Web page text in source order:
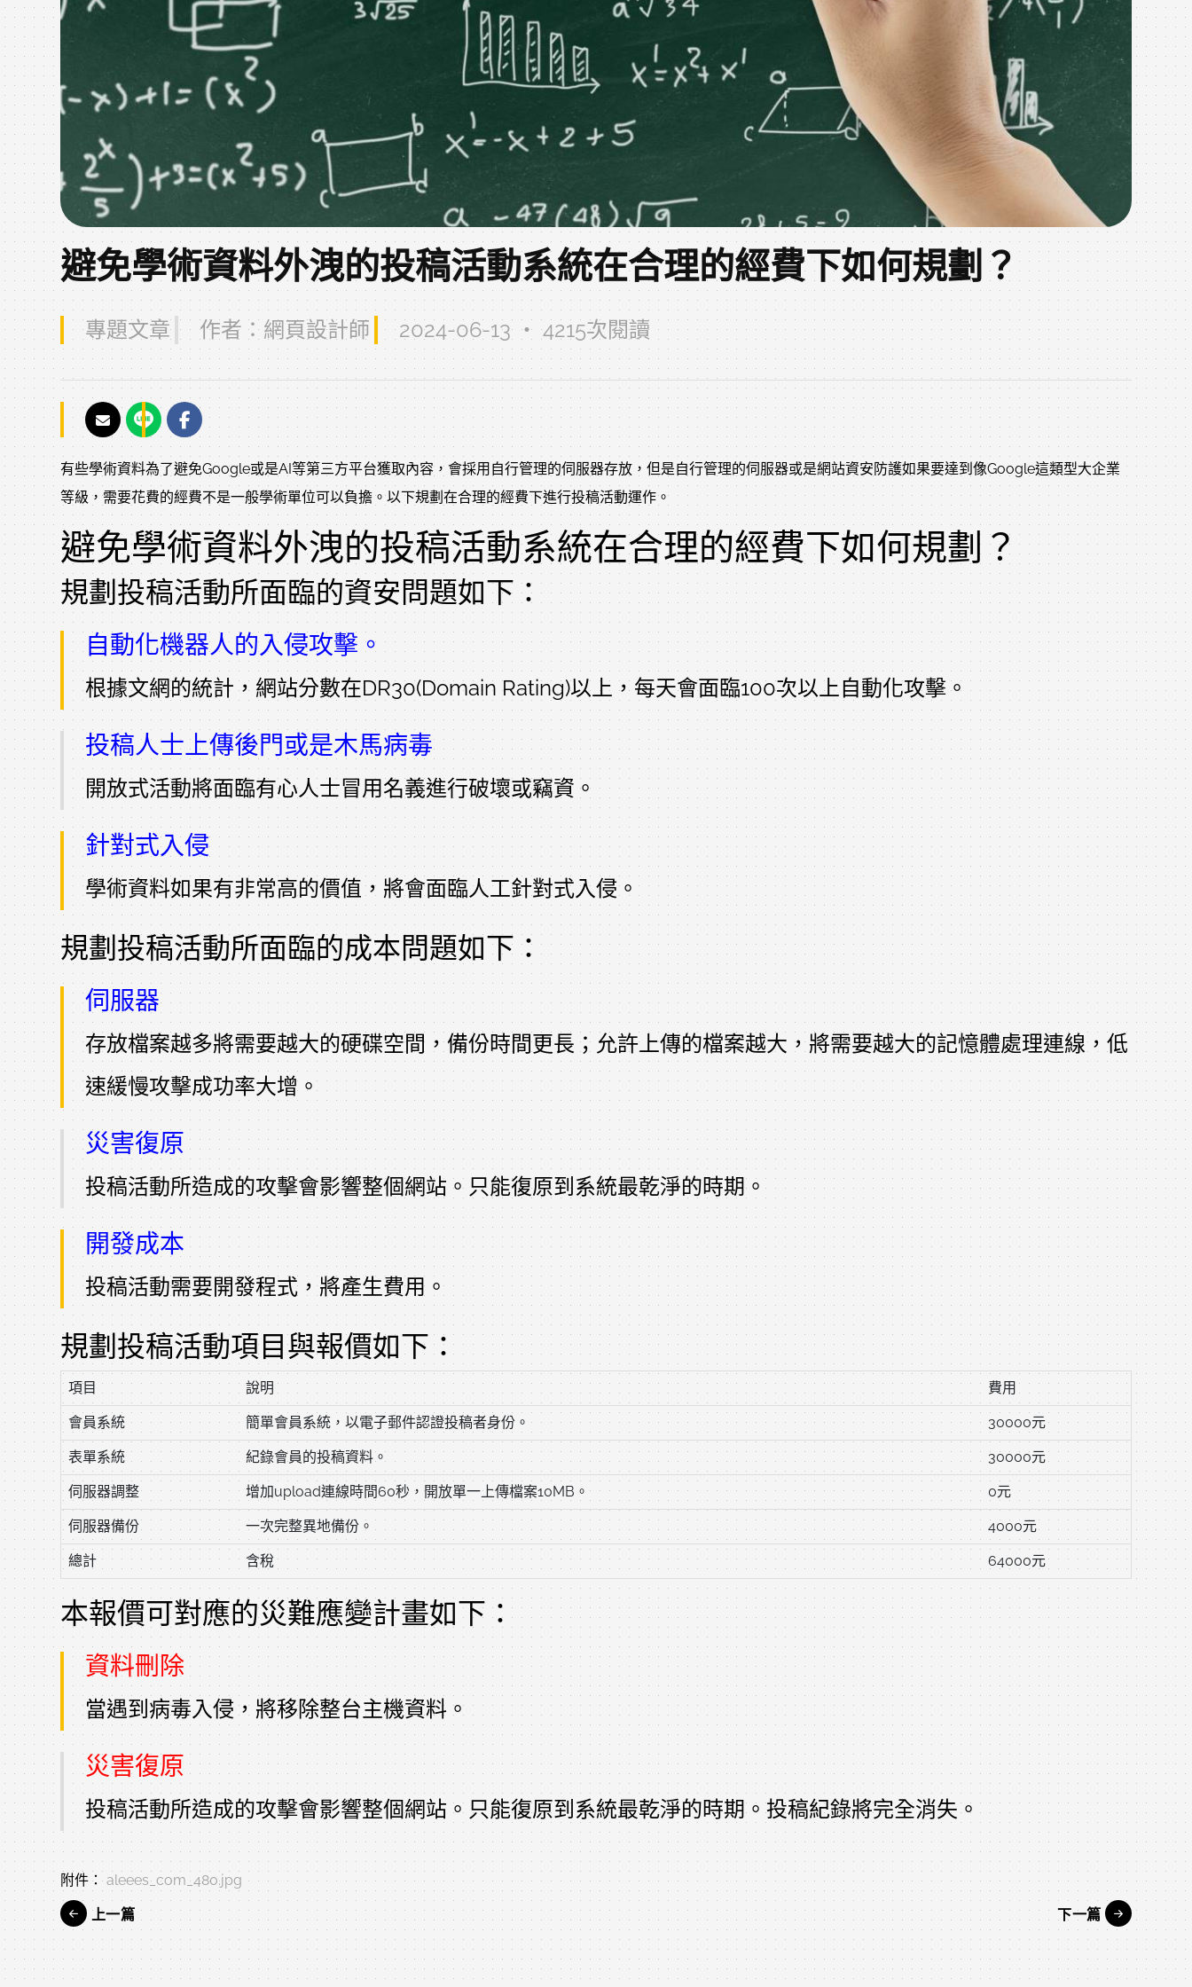
避免學術資料外洩的投稿活動系統在合理的經費下如何規劃？
專題文章 作者： 網頁設計師 2024-06-13 ‧ 4215次閱讀
有些學術資料為了避免Google或是AI等第三方平台獲取內容，會採用自行管理的伺服器存放，但是自行管理的伺服器或是網站資安防護如果要達到像Google這類型大企業
等級，需要花費的經費不是一般學術單位可以負擔。以下規劃在合理的經費下進行投稿活動運作。
避免學術資料外洩的投稿活動系統在合理的經費下如何規劃？
規劃投稿活動所面臨的資安問題如下：
自動化機器人的入侵攻擊。
根據文網的統計，網站分數在DR30(Domain Rating)以上，每天會面臨100次以上自動化攻擊。
投稿人士上傳後門或是木馬病毒
開放式活動將面臨有心人士冒用名義進行破壞或竊資。
針對式入侵
學術資料如果有非常高的價值，將會面臨人工針對式入侵。
規劃投稿活動所面臨的成本問題如下：
伺服器
存放檔案越多將需要越大的硬碟空間，備份時間更長；允許上傳的檔案越大，將需要越大的記憶體處理連線，低
速緩慢攻擊成功率大增。
災害復原
投稿活動所造成的攻擊會影響整個網站。只能復原到系統最乾淨的時期。
開發成本
投稿活動需要開發程式，將產生費用。
規劃投稿活動項目與報價如下：
項目 說明 費用
會員系統 簡單會員系統，以電子郵件認證投稿者身份。 30000元
表單系統 紀錄會員的投稿資料。 30000元
伺服器調整 增加upload連線時間60秒，開放單一上傳檔案10MB。 0元
伺服器備份 一次完整異地備份。 4000元
總計 含稅 64000元
本報價可對應的災難應變計畫如下：
資料刪除
當遇到病毒入侵，將移除整台主機資料。
災害復原
投稿活動所造成的攻擊會影響整個網站。只能復原到系統最乾淨的時期。投稿紀錄將完全消失。
附件： aleees_com_480.jpg
上一篇 下一篇